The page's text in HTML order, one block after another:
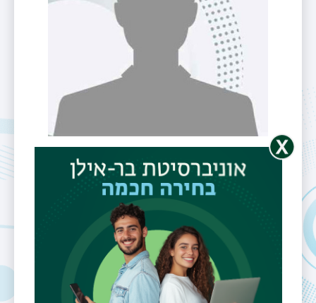
פרופ' מערבי
פרץ
דוא"ל
Bible.Dept@biu.ac.il
אתר אישי